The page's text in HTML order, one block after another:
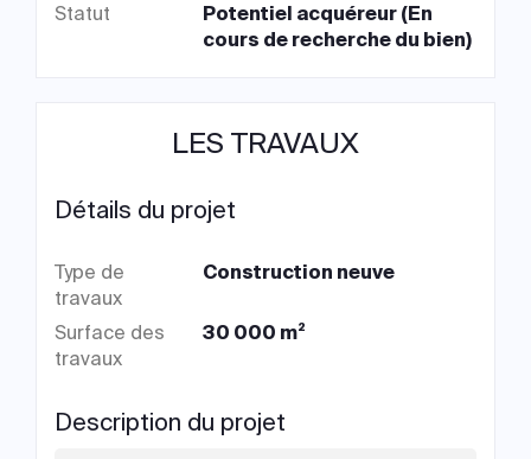
Statut
Potentiel acquéreur (En
cours de recherche du bien)
LES TRAVAUX
Détails du projet
Type de
travaux
Construction neuve
Surface des
travaux
30 000 m²
Description du projet